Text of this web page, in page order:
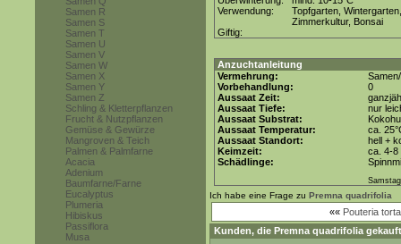
Samen R
Samen S
Samen T
Samen U
Samen V
Samen W
Samen X
Samen Y
Samen Z
Schling & Kletterpflanzen
Frucht & Nutzpflanzen
Gemüse & Gewürze
Mangroven & Teich
Palmen & Palmfarne
Acacia
Adenium
Baumfarne/Farne
Eucalyptus
Plumeria
Hibiskus
Passiflora
Musa
Verwendung:
Topfgarten, Wintergarten,
Zimmerkultur, Bonsai
Giftig:
Anzuchtanleitung
Vermehrung:
Vorbehandlung:
0
Aussaat Zeit:
Aussaat Tiefe:
nur
Aussaat Substrat:
Aussaat Temperatur:
ca.
Aussaat Standort:
hell +
Keimzeit:
ca. 4-8
Schädlinge:
Ich habe eine Frage zu Premna quadrifolia
«« Pouteria
Kunden, die Premna quadrifolia